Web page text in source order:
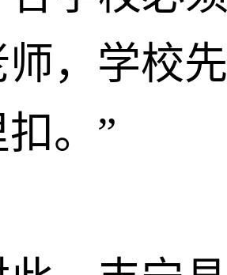
师，学校
。”